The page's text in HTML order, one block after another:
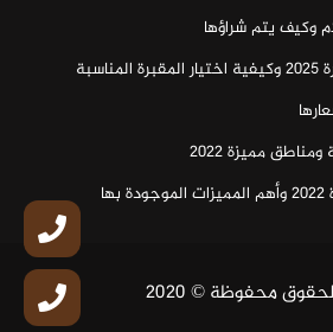
وكيف يتم شراؤها
مميزة 2022
محفوظة © 2020